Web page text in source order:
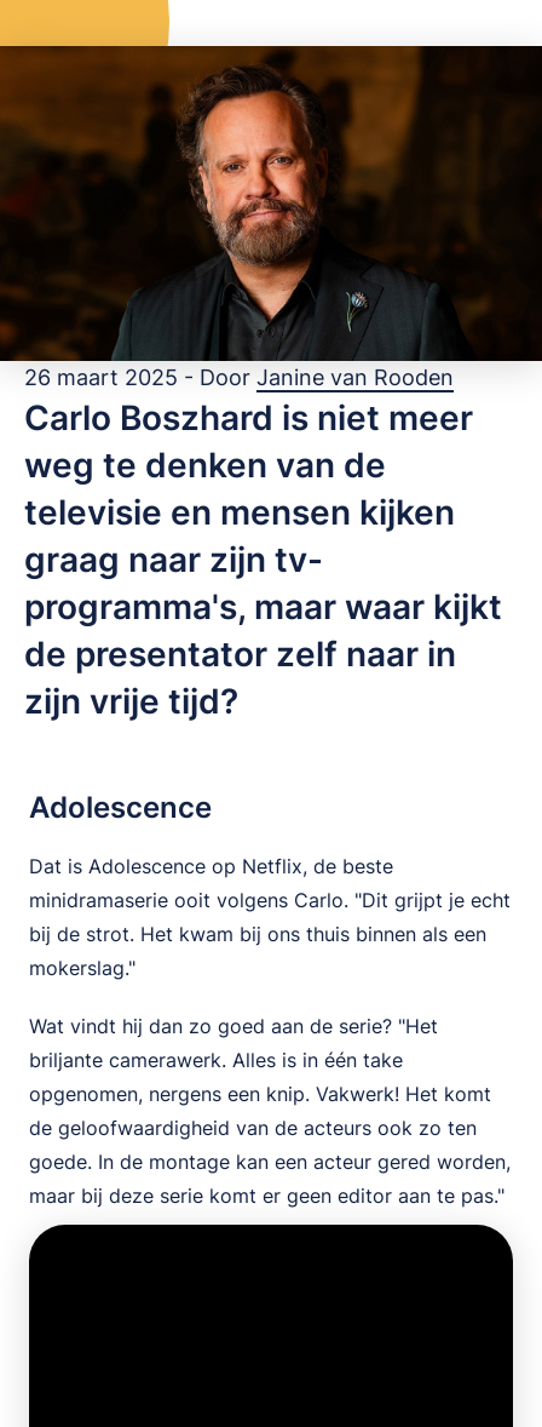
26 maart 2025 - Door Janine van Rooden
Carlo Boszhard is niet meer
weg te denken van de
televisie en mensen kijken
graag naar zijn tv-
programma's, maar waar kijkt
de presentator zelf naar in
zijn vrije tijd?
Adolescence
Dat is Adolescence op Netflix, de beste
minidramaserie ooit volgens Carlo. "Dit grijpt je echt
bij de strot. Het kwam bij ons thuis binnen als een
mokerslag."
Wat vindt hij dan zo goed aan de serie? "Het
briljante camerawerk. Alles is in één take
opgenomen, nergens een knip. Vakwerk! Het komt
de geloofwaardigheid van de acteurs ook zo ten
goede. In de montage kan een acteur gered worden,
maar bij deze serie komt er geen editor aan te pas."